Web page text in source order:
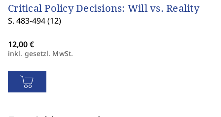
Critical Policy Decisions: Will vs. Reality
S. 483-494 (12)
inkl. gesetzl. MwSt.